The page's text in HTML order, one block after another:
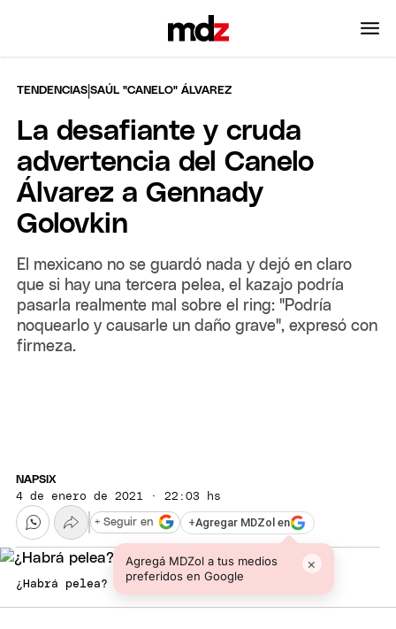
TENDENCIAS |SAÚL "CANELO" ÁLVAREZ
La desafiante y cruda
advertencia del Canelo
Álvarez a Gennady
Golovkin
El mexicano no se guardó nada y dejó en claro
que si hay una tercera pelea, el kazajo podría
pasarla realmente mal sobre el ring: "Podría
noquearlo y causarle un daño grave", expresó con
firmeza.
NAPSIX
4 de enero de 2021 · 22:03 hs
+Agregar MDZol en
Agregá MDZol a tus medios
preferidos en Google
×
+ Seguir en
¿Habrá pelea?